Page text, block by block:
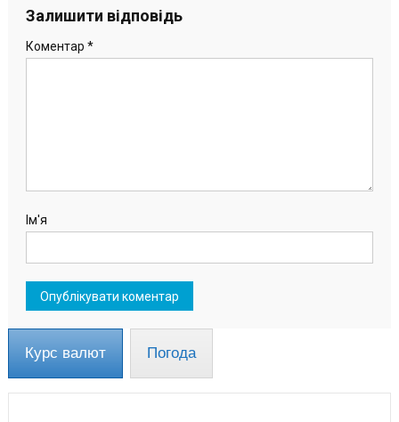
записів
Залишити відповідь
Коментар *
Ім'я
Курс валют Погода